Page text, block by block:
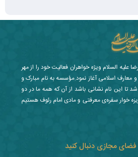
فضای مجازی دنبال کنید
السلام ویژه خواهران فعالیت خود را از مهر
و معارف اسلامی آغاز نمود.مؤسسه به نام مبارک و
تا این نام نشانی باشد از آن که همه ما در دو
خوار سفره‌ی معرفتی و مادی امام رئوف هستیم